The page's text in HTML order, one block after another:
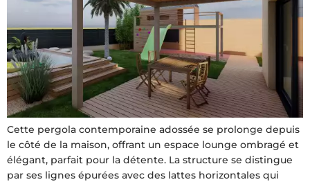
Cette pergola contemporaine adossée se prolonge depuis
le côté de la maison, offrant un espace lounge ombragé et
élégant, parfait pour la détente. La structure se distingue
par ses lignes épurées avec des lattes horizontales qui